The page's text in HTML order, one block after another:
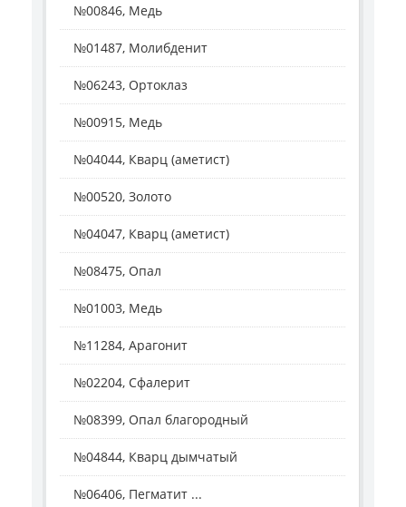
№00846, Медь
№01487, Молибденит
№06243, Ортоклаз
№00915, Медь
№04044, Кварц (аметист)
№00520, Золото
№04047, Кварц (аметист)
№08475, Опал
№01003, Медь
№11284, Арагонит
№02204, Сфалерит
№08399, Опал благородный
№04844, Кварц дымчатый
№06406, Пегматит ...